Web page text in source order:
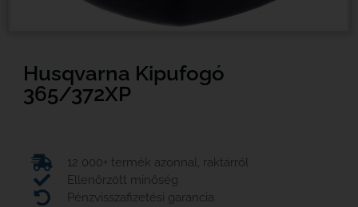
Husqvarna Kipufogó
365/372XP
12 000+ termék azonnal, raktárról
Ellenőrzött minőség
Pénzvisszafizetési garancia